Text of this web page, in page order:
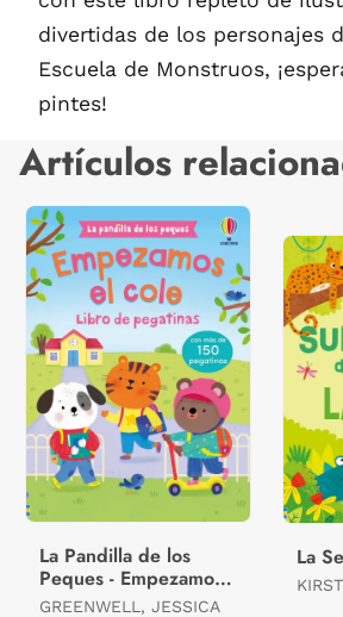
divertidas de los personajes
Escuela de Monstruos,
pintes!
Artículos
La Pandilla de los
Peques - Empezamos
el Cole
GREENWELL, JESSICA
La